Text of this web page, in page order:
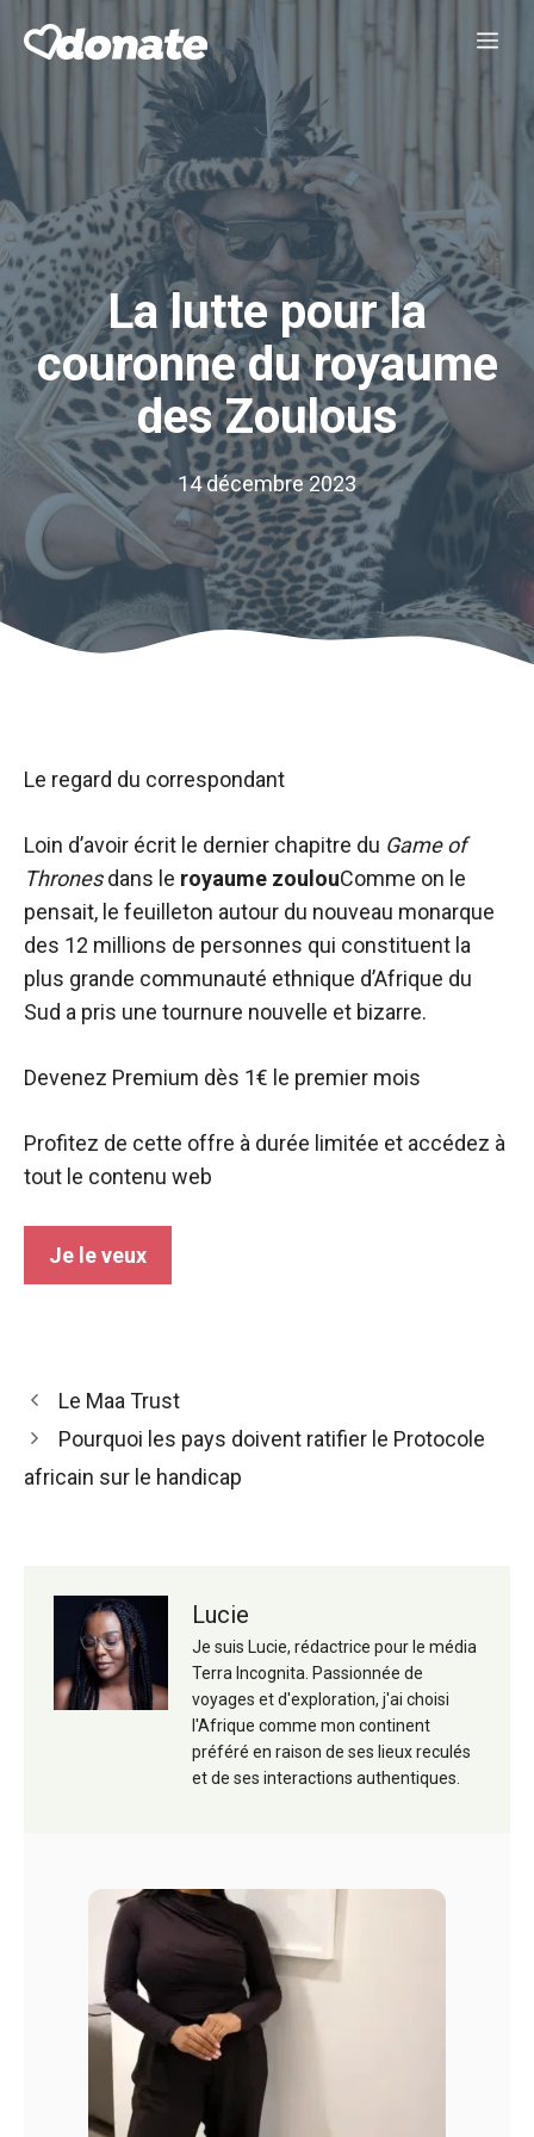
La lutte pour la
couronne du royaume
des Zoulous
14 décembre 2023
Le regard du correspondant
Loin d’avoir écrit le dernier chapitre du Game of
Thronesdans le royaume zoulouComme on le
pensait, le feuilleton autour du nouveau monarque
des 12 millions de personnes qui constituent la
plus grande communauté ethnique d’Afrique du
Sud a pris une tournure nouvelle et bizarre.
Devenez Premium dès 1€ le premier mois
Profitez de cette offre à durée limitée et accédez à
tout le contenu web
Je le veux
Navigation
des
Le Maa Trust
Pourquoi les pays doivent ratifier le Protocole
africain sur le handicap
Lucie
Je suis Lucie, rédactrice pour le média
Terra Incognita. Passionnée de
voyages et d'exploration, j'ai choisi
l'Afrique comme mon continent
préféré en raison de ses lieux reculés
et de ses interactions authentiques.